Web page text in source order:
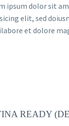
ipsum dolor sit
elit, sed
et dolore
READY